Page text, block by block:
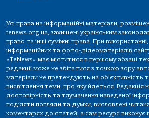
Усі права на інформаційні матеріали,
tenews.org.ua, захищені українським
право та інші суміжні права. При
інформаційних та фото-,відеоматеріалів
«TeNews» має міститися в першому абзаці
редакції може не збігатися з точкою зору
матеріали не претендують на об'єктивність
висвітлення теми, про яку йдеться. Редакція
достовірність та тлумачення наведеної
поділяти погляди та думки, висловлені
коментарях до статей, а сам ресурс виконує